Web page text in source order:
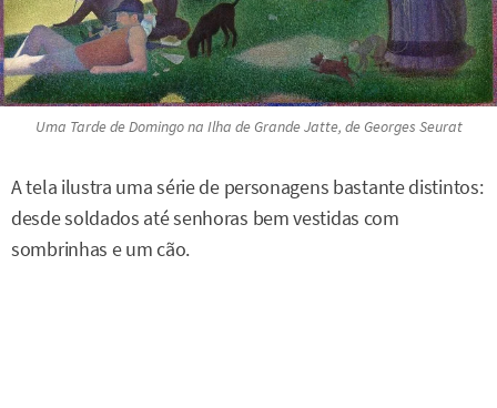
Uma Tarde de Domingo na Ilha de Grande Jatte, de Georges Seurat
A tela ilustra uma série de personagens bastante distintos:
desde soldados até senhoras bem vestidas com
sombrinhas e um cão.